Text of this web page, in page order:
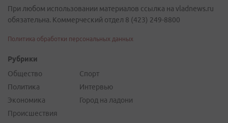
При любом использовании материалов ссылка на vladnews.ru
обязательна. Коммерческий отдел 8 (423) 249-8800
Политика обработки персональных данных
Рубрики
Общество
Политика
Экономика
Происшествия
Спорт
Интервью
Город на ладони